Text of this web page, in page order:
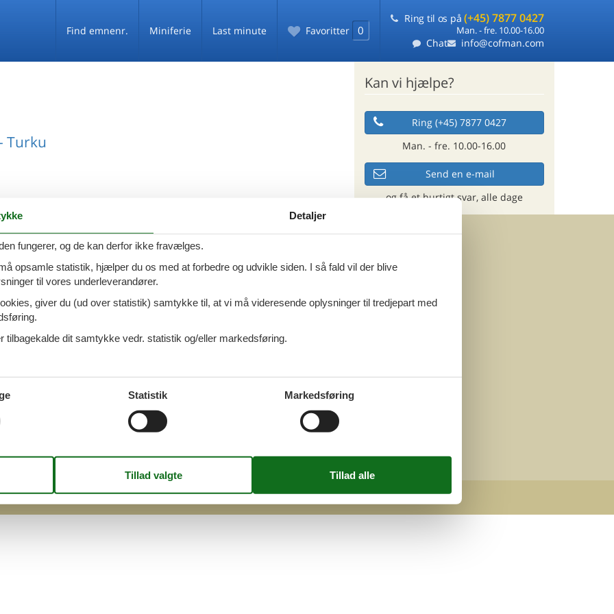
Find emnenr. Miniferie Last minute Favoritter 0
Ring til os på (+45) 7877 0427
Man. - fre. 10.00-16.00
Chat info@cofman.com
Turku
Kan vi hjælpe?
Ring (+45) 7877 0427
Man. - fre. 10.00-16.00
Send en e-mail
og få et hurtigt svar, alle dage
FØLG OS PÅ
©Sommerhusudlejning i hele Danmark - Cofman.com- All rights reserved.
Detaljer
fungerer, og de kan derfor ikke fravælges.
opsamle statistik, hjælper du os med at forbedre og udvikle siden. I så fald vil der blive
til vores underleverandører.
giver du (ud over statistik) samtykke til, at vi må videresende oplysninger til tredjepart med
dit samtykke vedr. statistik og/eller markedsføring.
Statistik Markedsføring